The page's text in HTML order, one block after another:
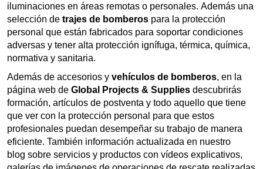
iluminaciones en áreas remotas o personales. Además una
selección de trajes de bomberos para la protección
personal que están fabricados para soportar condiciones
adversas y tener alta protección ignífuga, térmica, química,
normativa y sanitaria.
Además de accesorios y vehículos de bomberos, en la
página web de Global Projects & Supplies descubrirás
formación, artículos de postventa y todo aquello que tiene
que ver con la protección personal para que estos
profesionales puedan desempeñar su trabajo de manera
eficiente. También información actualizada en nuestro
blog sobre servicios y productos con vídeos explicativos,